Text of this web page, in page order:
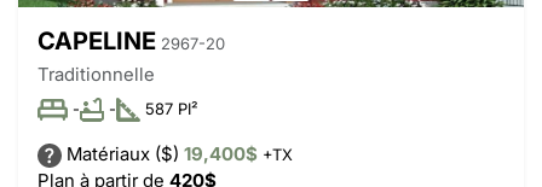
CAPELINE 2967-20
Traditionnelle
- - 587 PI²
Matériaux ($) 19,400$ +TX
Plan à partir de 420$